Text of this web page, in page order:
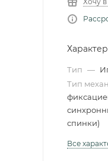
Тип —
Тип
спинки)
Все